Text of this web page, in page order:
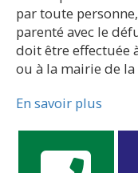
par toute
parenté avec le
doit être effectuée
ou à la mairie de
En savoir plus